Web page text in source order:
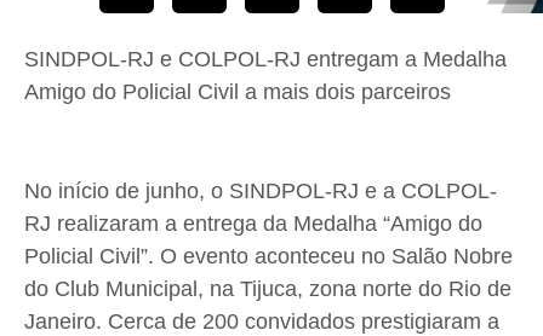
SINDPOL-RJ e COLPOL-RJ entregam a Medalha
Amigo do Policial Civil a mais dois parceiros
No início de junho, o SINDPOL-RJ e a COLPOL-
RJ realizaram a entrega da Medalha “Amigo do
Policial Civil”. O evento aconteceu no Salão Nobre
do Club Municipal, na Tijuca, zona norte do Rio de
Janeiro. Cerca de 200 convidados prestigiaram a